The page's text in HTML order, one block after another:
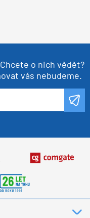
o nich vědět?
vás nebudeme.